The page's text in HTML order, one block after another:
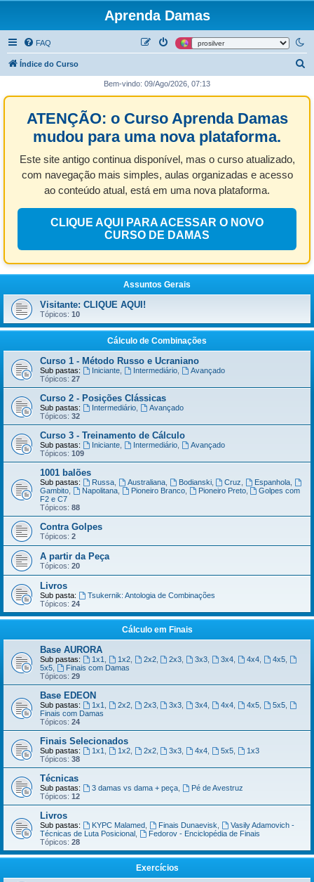
Aprenda Damas
FAQ
Índice do Curso
s
Bem-vindo: 09/Ago/2026, 07:13
ATENÇÃO: o Curso Aprenda Damas
mudou para uma nova plataforma.
Este site antigo continua disponível, mas o curso atualizado,
com navegação mais simples, aulas organizadas e acesso
ao conteúdo atual, está em uma nova plataforma.
CLIQUE AQUI PARA ACESSAR O NOVO
CURSO DE DAMAS
Assuntos Gerais
Visitante: CLIQUE AQUI!
Tópicos: 10
Cálculo de Combinações
Curso 1 - Método Russo e Ucraniano
Sub pastas: Iniciante, Intermediário,
Avançado
Tópicos: 27
Curso 2 - Posições Clássicas
Sub pastas: Intermediário,
Avançado
Tópicos: 32
Curso 3 - Treinamento de Cálculo
Sub pastas: Iniciante, Intermediário,
Avançado
Tópicos: 109
1001 balões
Sub pastas: Russa, Australiana, Bodianski, Cruz Espanhola
Gambito
Napolitana, Pioneiro Branco, Pioneiro Preto,
Golpes com
F2 e C7
Tópicos: 88
Contra Golpes
Tópicos: 2
A partir da Peça
Tópicos: 20
Livros
Sub pasta:
Tsukernik: Antologia de Combinações
Tópicos: 24
Cálculo em Finais
Base AURORA
Sub pastas: 1x1 1x2, 2x2, 2x3 3x3 3x4 4x4, 4x5,
5x5
Finais com Damas
Tópicos: 29
Base EDEON
Sub pastas: 1x1 2x2, 2x3, 3x3 3x4 4x4 4x5, 5x5,
Finais com Damas
Tópicos: 24
Finais Selecionados
Sub pastas: 1x1 1x2, 2x2, 3x3 4x4 5x5
1x3
Tópicos: 38
Técnicas
Sub pastas: 3 damas vs dama + peça,
Pé de Avestruz
Tópicos: 12
Livros
Sub pastas: KYPC Malamed, Finais Dunaevisk
Vasily Adamovich -
Técnicas de Luta Posicional
Fedorov - Enciclopédia de Finais
Tópicos: 28
Exercícios